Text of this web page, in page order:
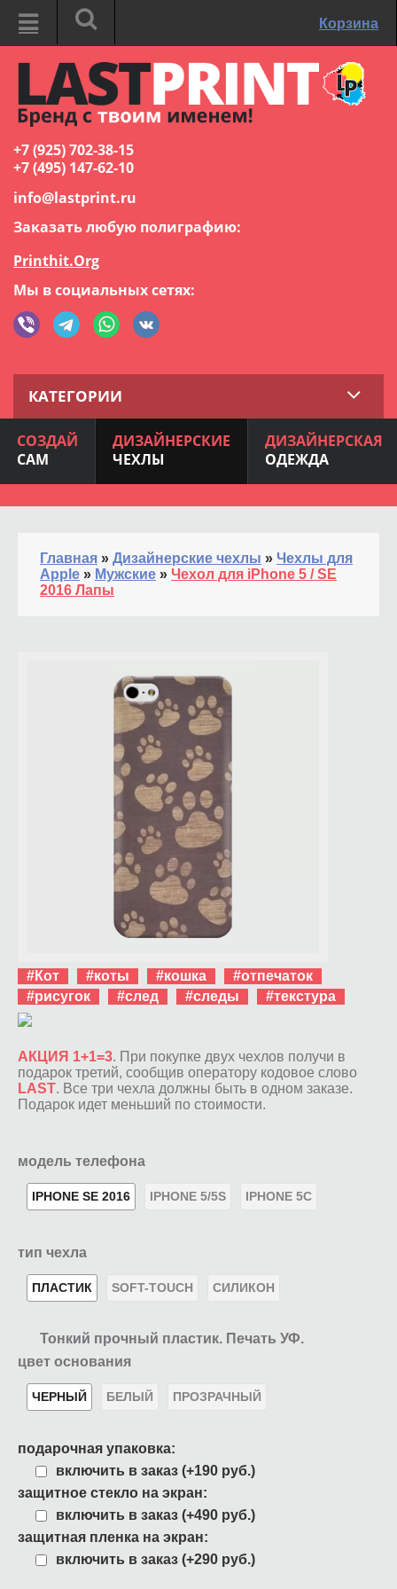
Корзина
+7 (925) 702-38-15
+7 (495) 147-62-10
info@lastprint.ru
Заказать любую полиграфию:
Printhit.Org
Мы в социальных сетях:
КАТЕГОРИИ
СОЗДАЙ
САМ
ДИЗАЙНЕРСКИЕ
ЧЕХЛЫ
ДИЗАЙНЕРСКАЯ
ОДЕЖДА
Главная » Дизайнерские чехлы » Чехлы для
Apple » Мужские » Чехол для iPhone 5 / SE
2016 Лапы
#Кот #коты #кошка
#отпечаток
#рисугок
#след #следы #текстура
АКЦИЯ 1+1=3. При покупке двух чехлов получи в
подарок третий, сообщив оператору кодовое слово
LAST. Все три чехла должны быть в одном заказе.
Подарок идет меньший по стоимости.
модель телефона
IPHONE SE 2016 IPHONE 5/5S IPHONE 5C
тип чехла
ПЛАСТИК SOFT-TOUCH СИЛИКОН
Тонкий прочный пластик. Печать УФ.
цвет основания
ЧЕРНЫЙ БЕЛЫЙ ПРОЗРАЧНЫЙ
подарочная упаковка:
включить в заказ (+190 руб.)
защитное стекло на экран:
включить в заказ (+490 руб.)
защитная пленка на экран:
включить в заказ (+290 руб.)